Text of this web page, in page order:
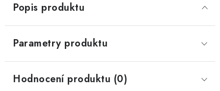
Popis produktu
Parametry produktu
Hodnocení produktu (0)